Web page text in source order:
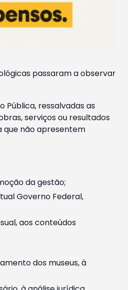
passaram a observar
Pública, ressalvadas as
serviços ou resultados
que não apresentem
da gestão;
Governo Federal,
aos conteúdos
dos museus, à